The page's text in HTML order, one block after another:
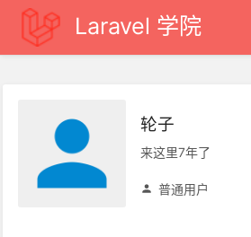
Laravel 学院
轮子
来这里7年了
普通用户